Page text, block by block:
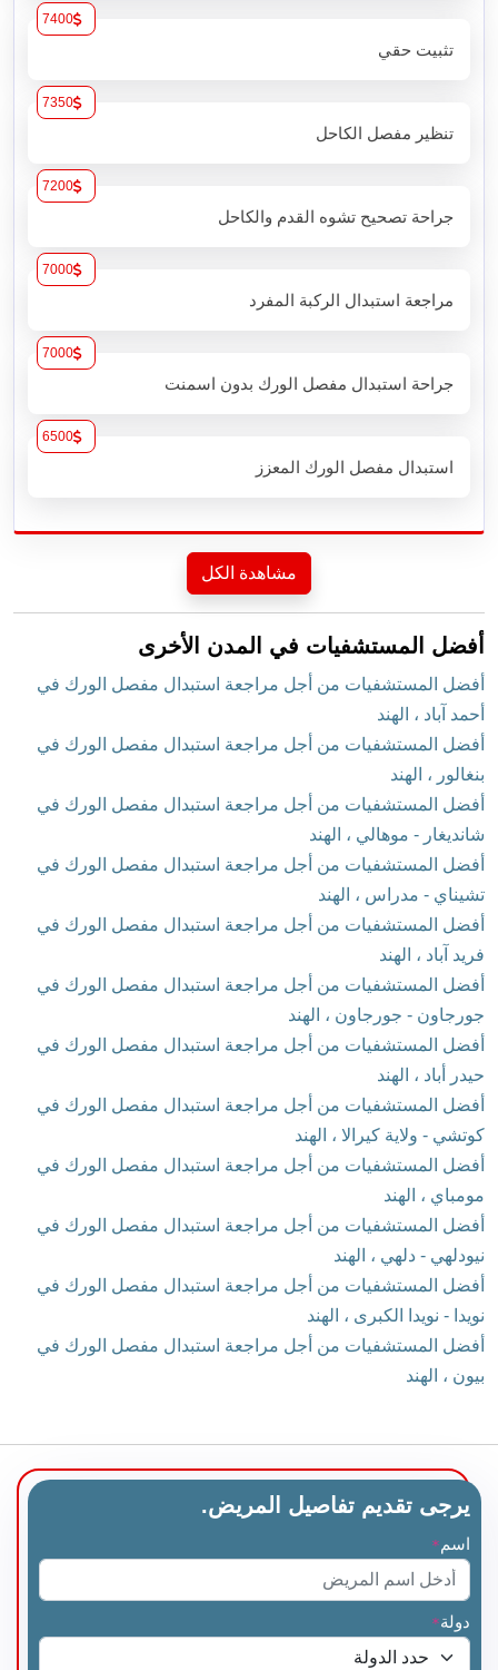
تثبيت حقي
7400
تنظير مفصل الكاحل
7350
جراحة تصحيح تشوه القدم والكاحل
7200
مراجعة استبدال الركبة المفرد
7000
جراحة استبدال مفصل الورك بدون اسمنت
7000
استبدال مفصل الورك المعزز
6500
مشاهدة الكل
أفضل المستشفيات في المدن الأخرى
أفضل المستشفيات من أجل مراجعة استبدال مفصل الورك في
أحمد آباد ، الهند
أفضل المستشفيات من أجل مراجعة استبدال مفصل الورك في
بنغالور ، الهند
أفضل المستشفيات من أجل مراجعة استبدال مفصل الورك في
شانديغار - موهالي ، الهند
أفضل المستشفيات من أجل مراجعة استبدال مفصل الورك في
تشيناي - مدراس ، الهند
أفضل المستشفيات من أجل مراجعة استبدال مفصل الورك في
فريد آباد ، الهند
أفضل المستشفيات من أجل مراجعة استبدال مفصل الورك في
جورجاون - جورجاون ، الهند
أفضل المستشفيات من أجل مراجعة استبدال مفصل الورك في
حيدر أباد ، الهند
أفضل المستشفيات من أجل مراجعة استبدال مفصل الورك في
كوتشي - ولاية كيرالا ، الهند
أفضل المستشفيات من أجل مراجعة استبدال مفصل الورك في
مومباي ، الهند
أفضل المستشفيات من أجل مراجعة استبدال مفصل الورك في
نيودلهي - دلهي ، الهند
أفضل المستشفيات من أجل مراجعة استبدال مفصل الورك في
نويدا - نويدا الكبرى ، الهند
أفضل المستشفيات من أجل مراجعة استبدال مفصل الورك في
بيون ، الهند
يرجى تقديم تفاصيل المريض.
اسم *
دولة*